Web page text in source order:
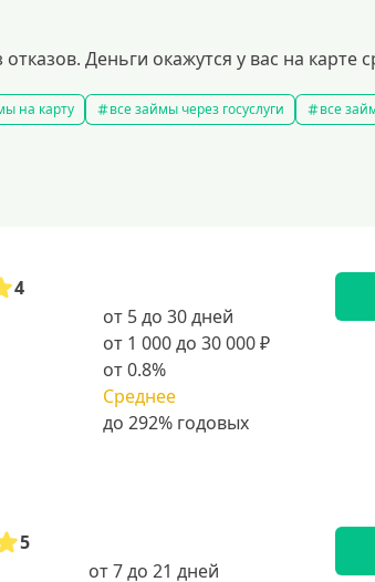
Деньги окажутся у вас на
на карту все займы через госуслуги все
4
от 5 до 30 дней
от 1 000 до 30 000 ₽
от 0.8%
Среднее
5
от 7 до 21 дней